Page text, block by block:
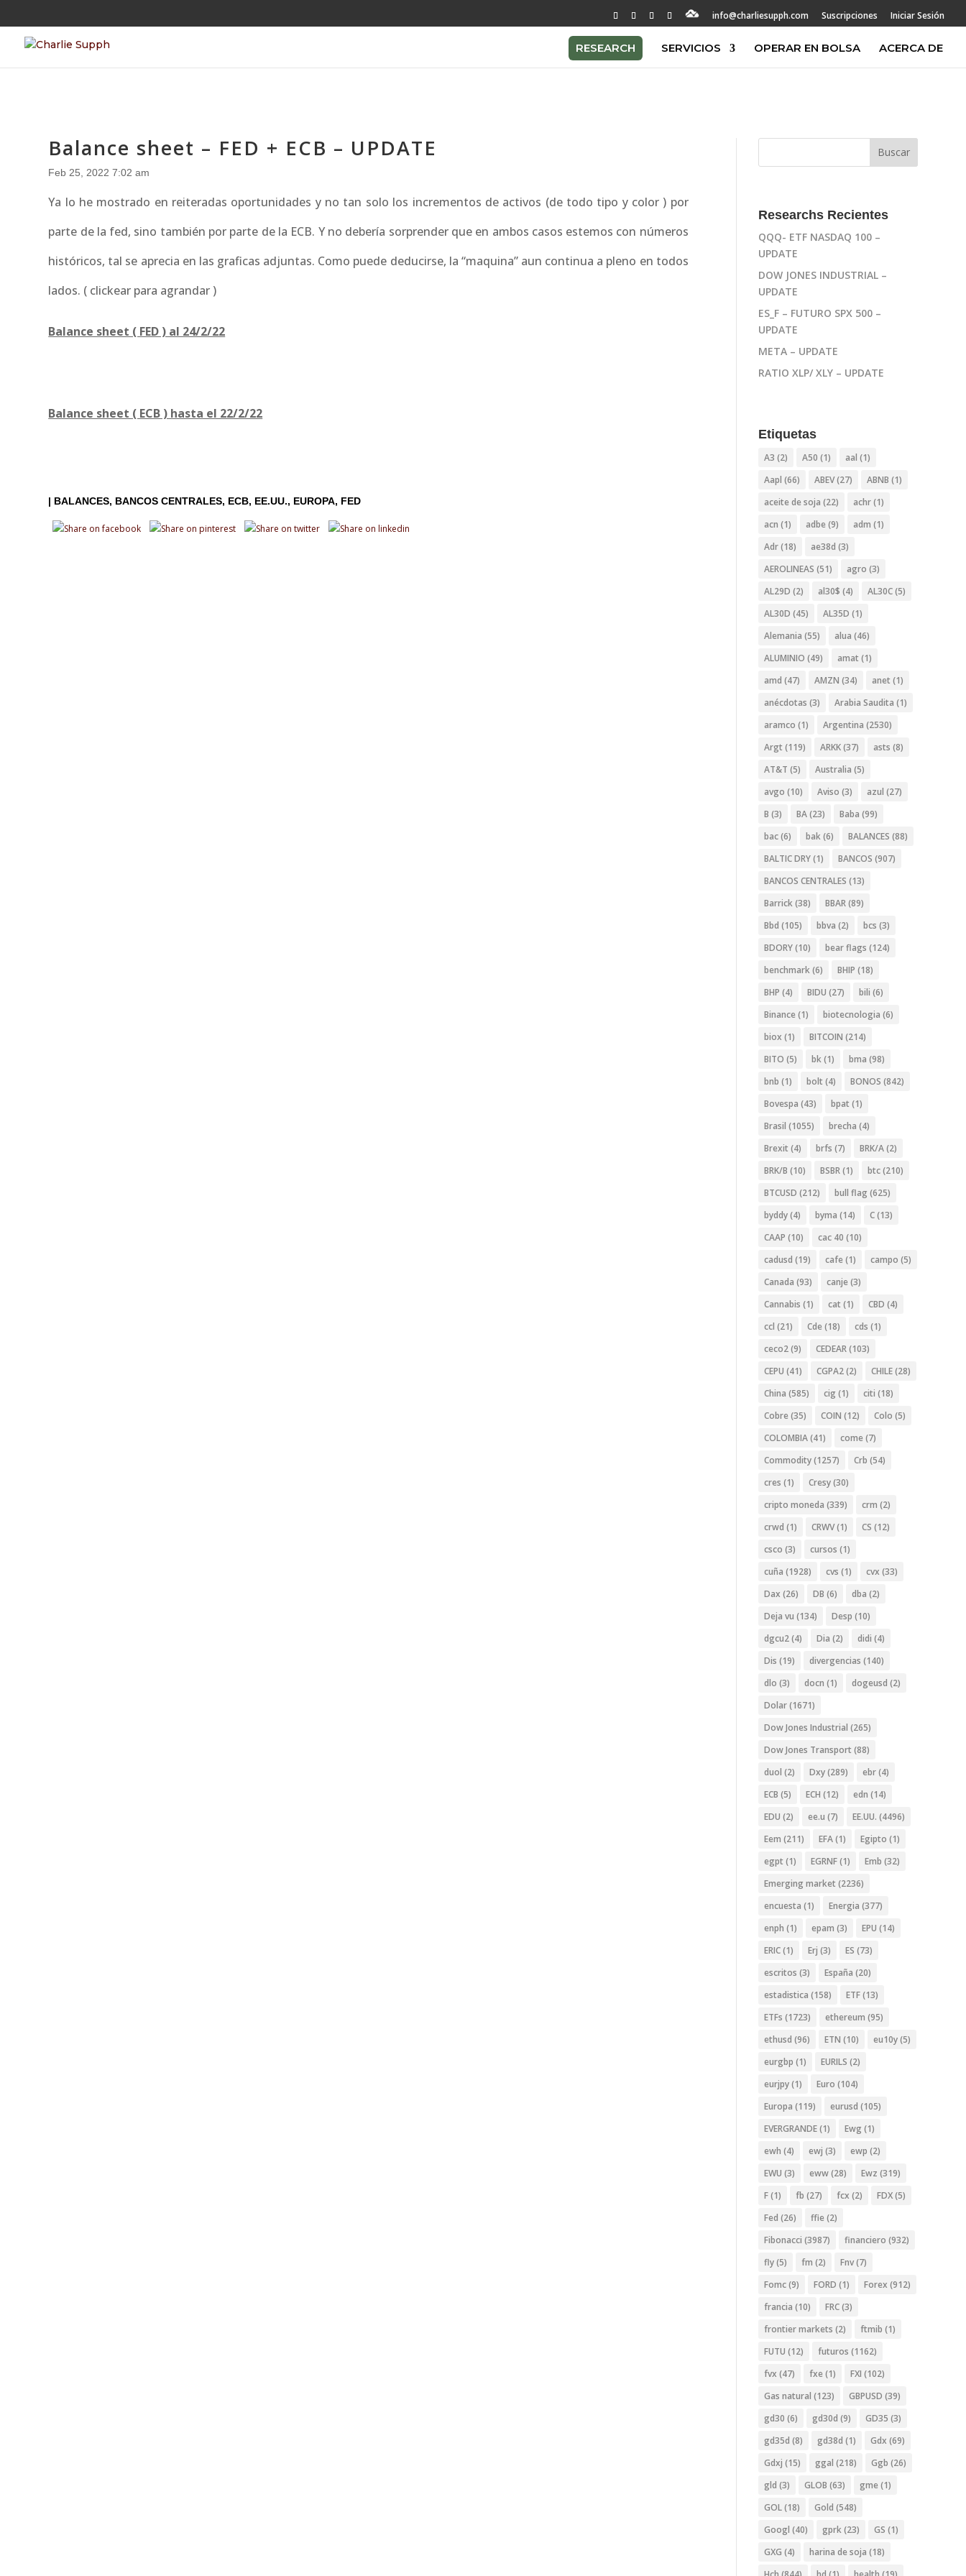
info@charliesupph.com Suscripciones Iniciar Sesión
RESEARCH SERVICIOS OPERAR EN BOLSA ACERCA DE
Balance sheet – FED + ECB – UPDATE
Feb 25, 2022 7:02 am
Ya lo he mostrado en reiteradas oportunidades y no tan solo los incrementos de activos (de todo tipo y color ) por
parte de la fed, sino también por parte de la ECB. Y no debería sorprender que en ambos casos estemos con números
históricos, tal se aprecia en las graficas adjuntas. Como puede deducirse, la “maquina” aun continua a pleno en todos
lados. ( clickear para agrandar )
Balance sheet ( FED ) al 24/2/22
Balance sheet ( ECB ) hasta el 22/2/22
| BALANCES BANCOS CENTRALES ECB EE.UU. EUROPA FED
Researchs Recientes
QQQ- ETF NASDAQ 100 –
UPDATE
DOW JONES INDUSTRIAL –
UPDATE
ES_F – FUTURO SPX 500 –
UPDATE
META – UPDATE
RATIO XLP/ XLY – UPDATE
Etiquetas
A3 (2) A50 (1) aal (1)
Aapl (66) ABEV(27) ABNB (1)
aceite de soja (22) achr(1)
acn (1) adbe (9) adm (1)
Adr(18) ae38d (3)
AEROLINEAS (51) agro (3)
AL29D (2) al30$ (4) AL30C(5)
AL30D (45) AL35D (1)
Alemania (55) alua (46)
ALUMINIO (49) amat (1)
amd (47) AMZN (34) anet (1)
anécdotas (3) Arabia Saudita (1)
aramco (1) Argentina (2530)
Argt (119) ARKK(37) asts (8)
AT&T (5) Australia (5)
avgo (10) Aviso (3) azul (27)
B (3) BA(23) Baba (99)
bac(6) bak(6) BALANCES (88)
BALTIC DRY(1) BANCOS (907)
BANCOS CENTRALES (13)
Barrick(38) BBAR(89)
Bbd (105) bbva (2) bcs (3)
BDORY(10) bear flags (124)
benchmark(6) BHIP (18)
BHP (4) BIDU (27) bili (6)
Binance (1) biotecnologia (6)
biox (1) BITCOIN (214)
BITO (5) bk(1) bma (98)
bnb (1) bolt (4) BONOS (842)
Bovespa (43) bpat (1)
Brasil (1055) brecha (4)
Brexit (4) brfs (7) BRK/A(2)
BRK/B (10) BSBR(1) btc(210)
BTCUSD (212) bull flag (625)
byddy(4) byma (14) C(13)
CAAP (10) cac 40 (10)
cadusd (19) cafe (1) campo (5)
Canada (93) canje (3)
Cannabis (1) cat (1) CBD (4)
ccl (21) Cde (18) cds (1)
ceco2(9) CEDEAR(103)
CEPU (41) CGPA2(2) CHILE(28)
China (585) cig (1) citi (18)
Cobre (35) COIN (12) Colo (5)
COLOMBIA(41) come (7)
Commodity(1257) Crb (54)
cres (1) Cresy(30)
cripto moneda (339) crm (2)
crwd (1) CRWV(1) CS (12)
csco (3) cursos (1)
cuña (1928) cvs (1) cvx (33)
Dax (26) DB (6) dba (2)
Deja vu (134) Desp (10)
dgcu2(4) Dia (2) didi (4)
Dis (19) divergencias (140)
dlo (3) docn (1) dogeusd (2)
Dolar(1671)
Dow Jones Industrial (265)
Dow Jones Transport (88)
duol (2) Dxy(289) ebr(4)
ECB (5) ECH (12) edn (14)
EDU (2) ee.u (7) EE.UU. (4496)
Eem (211) EFA(1) Egipto (1)
egpt (1) EGRNF(1) Emb (32)
Emerging market (2236)
encuesta (1) Energia (377)
enph (1) epam (3) EPU (14)
ERIC(1) Erj (3) ES (73)
escritos (3) España (20)
estadistica (158) ETF(13)
ETFs (1723) ethereum (95)
ethusd (96) ETN (10) eu10y(5)
eurgbp (1) EURILS (2)
eurjpy(1) Euro (104)
Europa (119) eurusd (105)
EVERGRANDE(1) Ewg (1)
ewh (4) ewj (3) ewp (2)
EWU (3) eww(28) Ewz (319)
F(1) fb (27) fcx (2) FDX(5)
Fed (26) ffie (2)
Fibonacci (3987) financiero (932)
fly(5) fm (2) Fnv(7)
Fomc(9) FORD (1) Forex (912)
francia (10) FRC(3)
frontier markets (2) ftmib (1)
FUTU (12) futuros (1162)
fvx (47) fxe (1) FXI (102)
Gas natural (123) GBPUSD (39)
gd30 (6) gd30d (9) GD35 (3)
gd35d (8) gd38d (1) Gdx (69)
Gdxj (15) ggal (218) Ggb (26)
gld (3) GLOB (63) gme (1)
GOL(18) Gold (548)
Googl (40) gprk(23) GS (1)
GXG (4) harina de soja (18)